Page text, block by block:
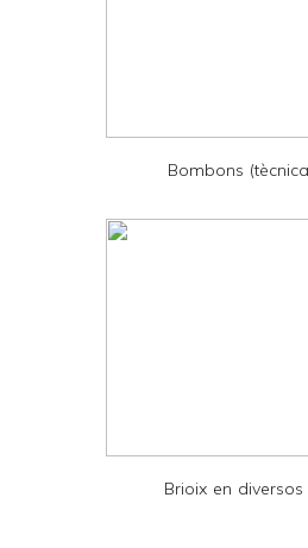
Bombons
Brioix en